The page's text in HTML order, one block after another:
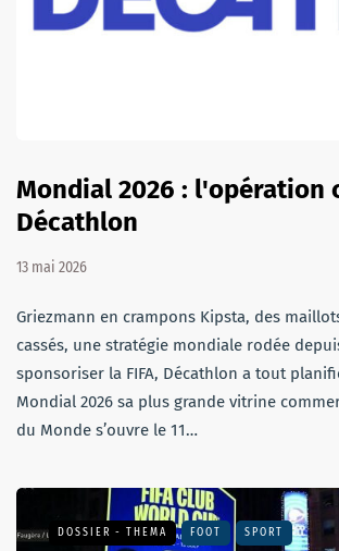
Mondial 2026 : l'opération
Décathlon
13 mai 2026
Griezmann en crampons Kipsta, des
cassés, une stratégie mondiale rodée
sponsoriser la FIFA, Décathlon a tout
Mondial 2026 sa plus grande vitrine
du Monde s’ouvre le 11…
DOSSIER - THEMA FOOT SPORT